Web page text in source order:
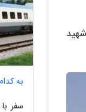
به
سفر